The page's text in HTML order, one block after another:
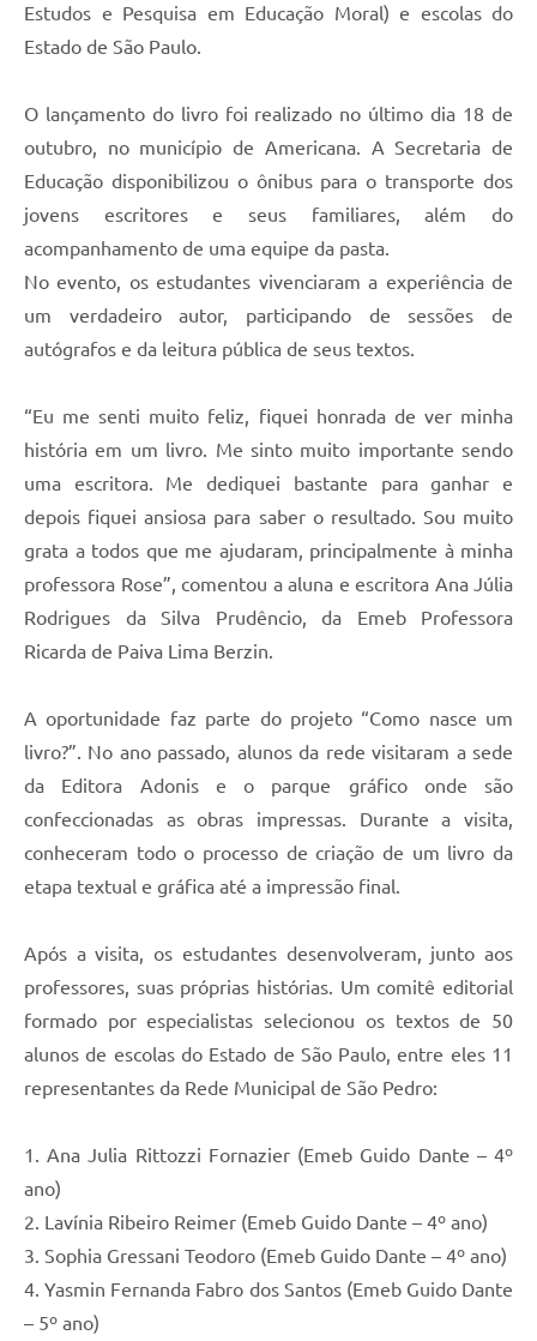
Estudos e Pesquisa em Educação Moral) e escolas do
Estado de São Paulo.
O lançamento do livro foi realizado no último dia 18 de
outubro, no município de Americana. A Secretaria de
Educação disponibilizou o ônibus para o transporte dos
jovens escritores e seus familiares, além do
acompanhamento de uma equipe da pasta.
No evento, os estudantes vivenciaram a experiência de
um verdadeiro autor, participando de sessões de
autógrafos e da leitura pública de seus textos.
“Eu me senti muito feliz, fiquei honrada de ver minha
história em um livro. Me sinto muito importante sendo
uma escritora. Me dediquei bastante para ganhar e
depois fiquei ansiosa para saber o resultado. Sou muito
grata a todos que me ajudaram, principalmente à minha
professora Rose”, comentou a aluna e escritora Ana Júlia
Rodrigues da Silva Prudêncio, da Emeb Professora
Ricarda de Paiva Lima Berzin.
A oportunidade faz parte do projeto “Como nasce um
livro?”. No ano passado, alunos da rede visitaram a sede
da Editora Adonis e o parque gráfico onde são
confeccionadas as obras impressas. Durante a visita,
conheceram todo o processo de criação de um livro da
etapa textual e gráfica até a impressão final.
Após a visita, os estudantes desenvolveram, junto aos
professores, suas próprias histórias. Um comitê editorial
formado por especialistas selecionou os textos de 50
alunos de escolas do Estado de São Paulo, entre eles 11
representantes da Rede Municipal de São Pedro:
1. Ana Julia Rittozzi Fornazier (Emeb Guido Dante – 4º
ano)
2. Lavínia Ribeiro Reimer (Emeb Guido Dante – 4º ano)
3. Sophia Gressani Teodoro (Emeb Guido Dante – 4º ano)
4. Yasmin Fernanda Fabro dos Santos (Emeb Guido Dante
– 5º ano)